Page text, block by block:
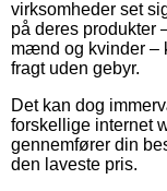
virksomheder set
på deres produkter
mænd og kvinder –
fragt uden gebyr.
Det kan dog
forskellige internet
gennemfører din
den laveste pris.